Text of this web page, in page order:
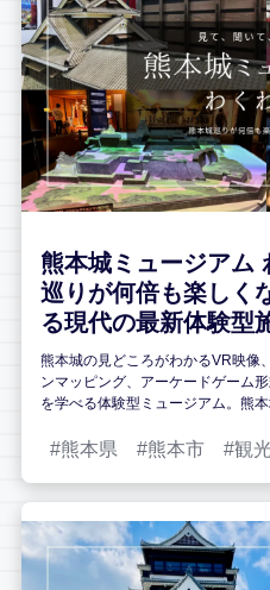
熊本城ミュージアム
巡りが何倍も楽しく
る現代の最新体験型
熊本城の見どころがわかるVR映像
ンマッピング、アーケードゲーム
を学べる体験型ミュージアム。熊
熊本県 熊本市 観